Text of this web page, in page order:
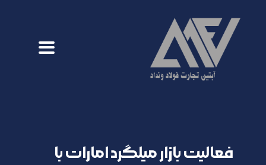
فعاليت بازار ميلگرد امارات با